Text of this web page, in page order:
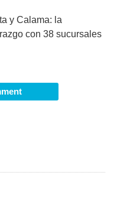
y Calama: la
con 38 sucursales